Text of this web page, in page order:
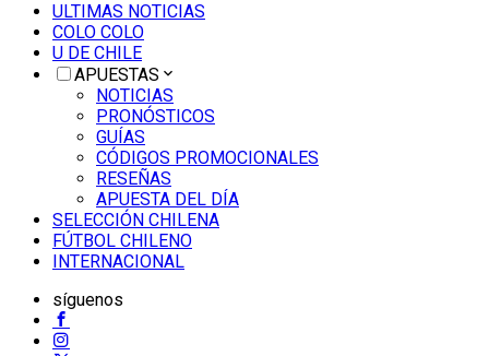
ULTIMAS NOTICIAS
COLO COLO
U DE CHILE
APUESTAS
NOTICIAS
PRONÓSTICOS
GUÍAS
CÓDIGOS PROMOCIONALES
RESEÑAS
APUESTA DEL DÍA
SELECCIÓN CHILENA
FÚTBOL CHILENO
INTERNACIONAL
síguenos